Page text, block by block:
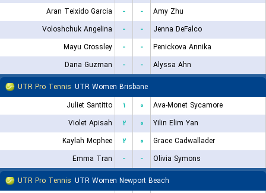
Aran Teixido Garcia
- -
Amy Zhu
Voloshchuk Angelina
- -
Jenna DeFalco
Mayu Crossley
- -
Penickova Annika
Dana Guzman
- -
Alyssa Ahn
UTR Pro Tennis UTR Women Brisbane
Juliet Santitto
۱ ۰
Ava-Monet Sycamore
Violet Apisah
۲ ۰
Yilin Elim Yan
Kaylah Mcphee
۲ ۰
Grace Cadwallader
Emma Tran
- -
Olivia Symons
UTR Pro Tennis UTR Women Newport Beach